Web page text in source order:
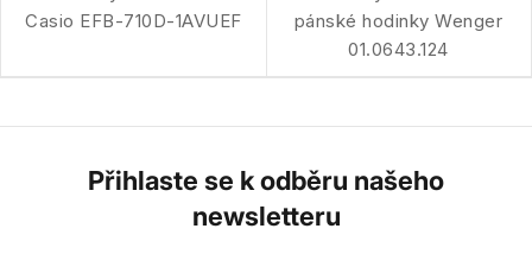
Casio EFB-710D-1AVUEF
pánské hodinky Wenger
01.0643.124
Přihlaste se k odběru našeho
newsletteru